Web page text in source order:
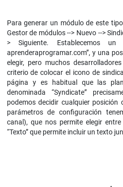
Para generar un módulo de este
Gestor de módulos --> Nuevo -->
> Siguiente. Establecemos
aprenderaprogramar.com”, y una
elegir, pero muchos
criterio de colocar el icono de
página y es habitual que las
denominada “Syndicate”
podemos decidir cualquier
parámetros de configuración
canal), que nos permite elegir
“Texto” que permite incluir un texto